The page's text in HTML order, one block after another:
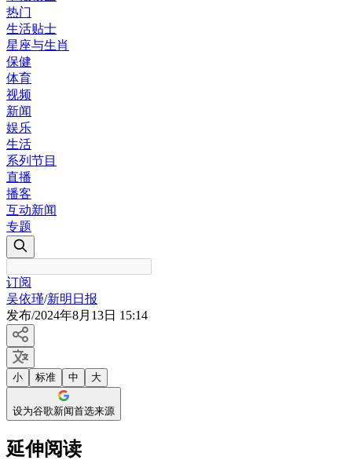
热门
生活贴士
星座与生肖
保健
体育
视频
新闻
娱乐
生活
系列节目
直播
播客
互动新闻
专题
订阅
吴依瑾/新明日报
发布/2024年8月13日 15:14
小 标准 中 大
设为谷歌新闻首选来源
延伸阅读